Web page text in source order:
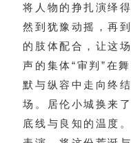
将人物的挣扎演绎
然到犹豫动摇，再
的肢体配合，让这
声的集体“审判”在
默与纵容中走向终
场。居伦小城换来
底线与良知的温度